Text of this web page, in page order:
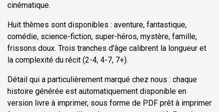
cinématique.
Huit thèmes sont disponibles : aventure, fantastique,
comédie, science-fiction, super-héros, mystère, famille,
frissons doux. Trois tranches d'âge calibrent la longueur et
la complexité du récit (2-4, 4-7, 7+).
Détail qui a particulièrement marqué chez nous : chaque
histoire générée est automatiquement disponible en
version livre à imprimer, sous forme de PDF prêt à imprimer